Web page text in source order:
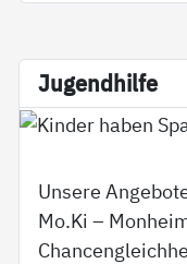
Ju­gend­hil­fe
Unsere
Mo.Ki –